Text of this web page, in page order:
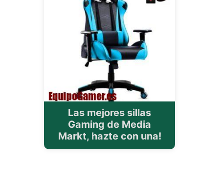
Las mejores sillas
Gaming de Media
Markt, hazte con una!